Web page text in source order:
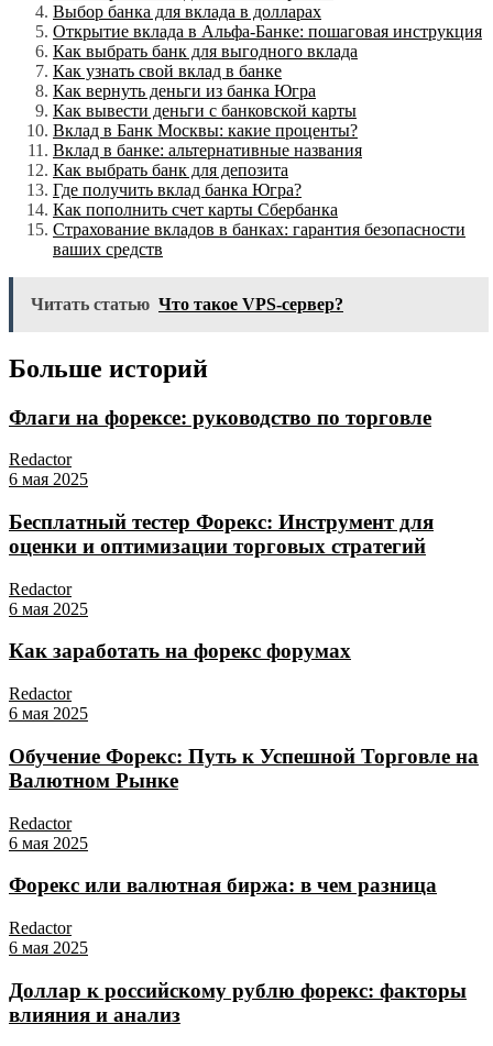
Выбор банка для вклада в долларах
Открытие вклада в Альфа-Банке: пошаговая инструкция
Как выбрать банк для выгодного вклада
Как узнать свой вклад в банке
Как вернуть деньги из банка Югра
Как вывести деньги с банковской карты
Вклад в Банк Москвы: какие проценты?
Вклад в банке: альтернативные названия
Как выбрать банк для депозита
Где получить вклад банка Югра?
Как пополнить счет карты Сбербанка
Страхование вкладов в банках: гарантия безопасности
ваших средств
Читать статью Что такое VPS-сервер?
Больше историй
Флаги на форексе: руководство по торговле
Redactor
6 мая 2025
Бесплатный тестер Форекс: Инструмент для
оценки и оптимизации торговых стратегий
Redactor
6 мая 2025
Как заработать на форекс форумах
Redactor
6 мая 2025
Обучение Форекс: Путь к Успешной Торговле на
Валютном Рынке
Redactor
6 мая 2025
Форекс или валютная биржа: в чем разница
Redactor
6 мая 2025
Доллар к российскому рублю форекс: факторы
влияния и анализ